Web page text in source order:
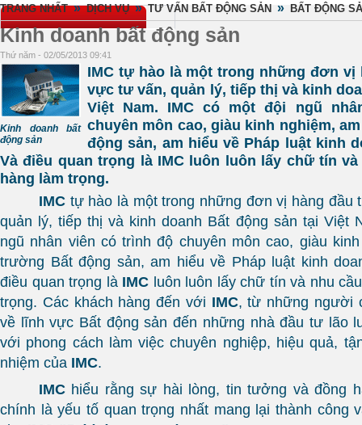
TRANG NHẤT » DỊCH VỤ » TƯ VẤN BẤT ĐỘNG SẢN » BẤT ĐỘNG
Kinh doanh bất động sản
Thứ năm - 02/05/2013 09:41
Kinh doanh bất
động sản
IMC tự hào là một trong những đơn vị
vực tư vấn, quản lý, tiếp thị và kinh
Việt Nam. IMC có một đội ngũ
chuyên môn cao, giàu kinh nghiệm,
động sản, am hiểu về Pháp luật kinh
Và điều quan trọng là IMC luôn luôn lấy chữ tín
hàng làm trọng.
IMC tự hào là một trong những đơn vị hàng đầu
quản lý, tiếp thị và kinh doanh Bất động sản tại Việt
ngũ nhân viên có trình độ chuyên môn cao, giàu
trường Bất động sản, am hiểu về Pháp luật kinh
điều quan trọng là IMC luôn luôn lấy chữ tín và nhu
trọng. Các khách hàng đến với IMC, từ những người
về lĩnh vực Bất động sản đến những nhà đầu tư lão
với phong cách làm việc chuyên nghiệp, hiệu quả,
nhiệm của IMC.
IMC hiểu rằng sự hài lòng, tin tưởng và đồng
chính là yếu tố quan trọng nhất mang lại thành công